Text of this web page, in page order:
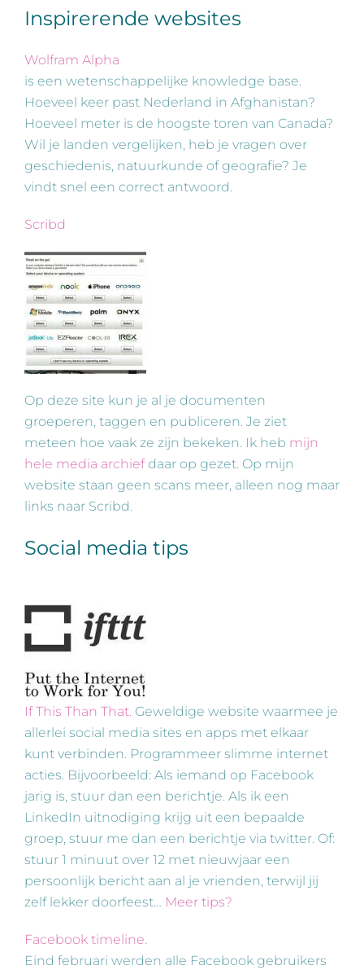
Inspirerende websites
Wolfram Alpha
is een wetenschappelijke knowledge base.
Hoeveel keer past Nederland in Afghanistan?
Hoeveel meter is de hoogste toren van Canada?
Wil je landen vergelijken, heb je vragen over
geschiedenis, natuurkunde of geografie? Je
vindt snel een correct antwoord.
Scribd
Op deze site kun je al je documenten
groeperen, taggen en publiceren. Je ziet
meteen hoe vaak ze zijn bekeken. Ik heb mijn
hele media archiefdaar op gezet. Op mijn
website staan geen scans meer, alleen nog maar
links naar Scribd.
Social media tips
If This Than That. Geweldige website waarmee je
allerlei social media sites en apps met elkaar
kunt verbinden. Programmeer slimme internet
acties. Bijvoorbeeld: Als iemand op Facebook
jarig is, stuur dan een berichtje. Als ik een
LinkedIn uitnodiging krijg uit een bepaalde
groep, stuur me dan een berichtje via twitter. Of:
stuur 1 minuut over 12 met nieuwjaar een
persoonlijk bericht aan al je vrienden, terwijl jij
zelf lekker doorfeest… Meer tips?
Facebook timeline.
Eind februari werden alle Facebook gebruikers